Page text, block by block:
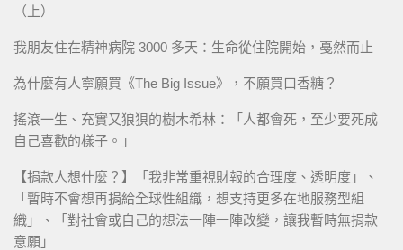
（上）
我朋友住在精神病院 3000 多天：生命從住院開始，戞然而止
為什麼有人寧願買《The Big Issue》，不願買口香糖？
搖滾一生、充實又狼狽的樹木希林：「人都會死，至少要死成
自己喜歡的樣子。」
【捐款人想什麼？】「我非常重視財報的合理度、透明度」、
「暫時不會想再捐給全球性組織，想支持更多在地服務型組
織」、「對社會或自己的想法一陣一陣改變，讓我暫時無捐款
意願」